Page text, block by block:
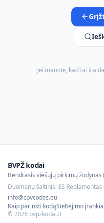
Jei manote, kad tai
BVPŽ kodai
Bendrasis viešųjų pirkimų žodynas
Duomenų šaltinis: ES Reglamentas
info@cpvcodes.eu
Kaip parinkti kodąStebėjimo įrankiai
©2026 bvpzkodai.lt